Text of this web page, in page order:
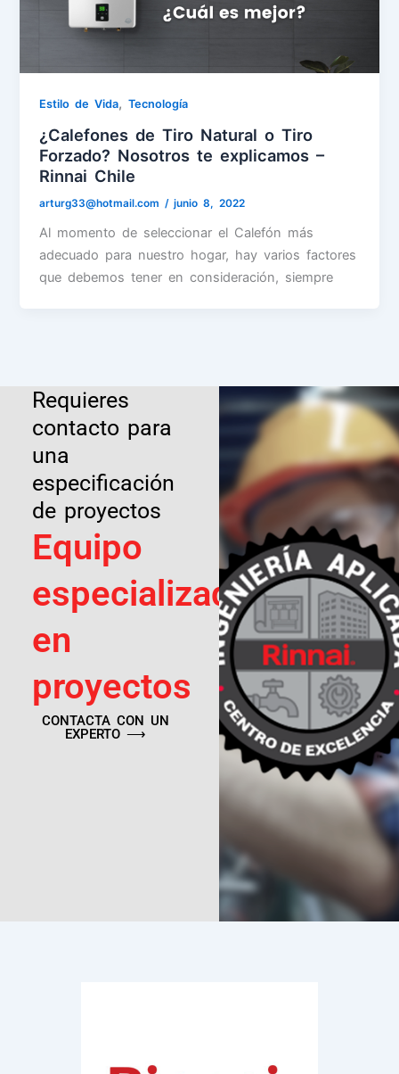
Estilo de Vida,Tecnología
¿Calefones de Tiro Natural o Tiro
Forzado? Nosotros te explicamos –
Rinnai Chile
arturg33@hotmail.com/junio 8, 2022
Al momento de seleccionar el Calefón más
adecuado para nuestro hogar, hay varios factores
que debemos tener en consideración, siempre
Requieres
contacto para
una
especificación
de proyectos
Equipo
especializado
en
proyectos
CONTACTA CON UN
EXPERTO ⟶